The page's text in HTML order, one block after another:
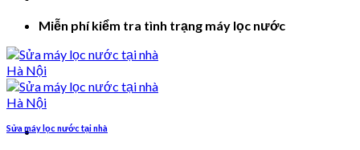
Miễn phí kiểm tra tình trạng máy lọc nước
Sửa máy lọc nước tại nhà